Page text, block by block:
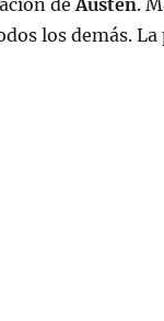
los demás. La
favoritas»